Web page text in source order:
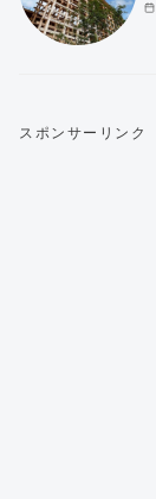
スポンサーリンク